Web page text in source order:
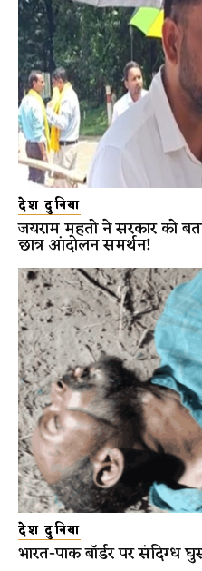
देश दुनिया
जयराम महतो ने सरकार को
छात्र आंदोलन समर्थन!
देश दुनिया
भारत-पाक बॉर्डर पर संदिग्ध